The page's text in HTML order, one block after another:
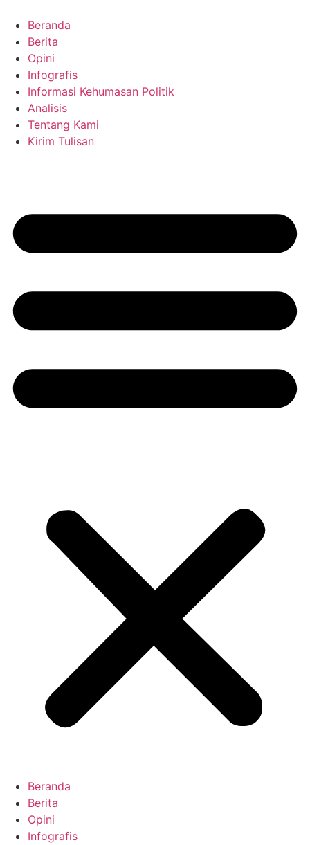
content
Beranda
Berita
Opini
Infografis
Informasi Kehumasan Politik
Analisis
Tentang Kami
Kirim Tulisan
Beranda
Berita
Opini
Infografis